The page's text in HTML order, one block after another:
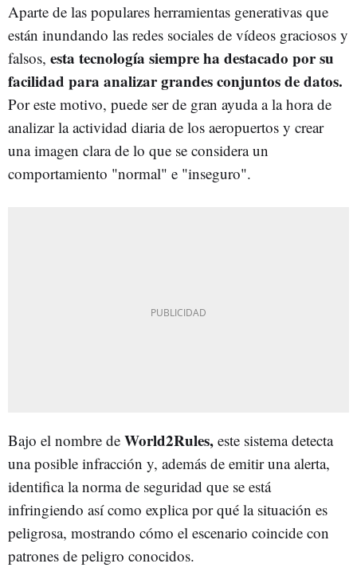
Aparte de las populares herramientas generativas que
están inundando las redes sociales de vídeos graciosos y
falsos, esta tecnología siempre ha destacado por su
facilidad para analizar grandes conjuntos de datos.
Por este motivo, puede ser de gran ayuda a la hora de
analizar la actividad diaria de los aeropuertos y crear
una imagen clara de lo que se considera un
comportamiento "normal" e "inseguro".
Bajo el nombre de World2Rules, este sistema detecta
una posible infracción y, además de emitir una alerta,
identifica la norma de seguridad que se está
infringiendo así como explica por qué la situación es
peligrosa, mostrando cómo el escenario coincide con
patrones de peligro conocidos.